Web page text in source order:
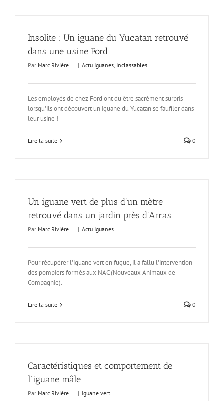
Insolite : Un iguane du Yucatan retrouvé
dans une usine Ford
Par Marc Rivière | | Actu Iguanes, Inclassables
Les employés de chez Ford ont du être sacrément surpris
lorsqu'ils ont découvert un iguane du Yucatan se faufiler dans
leur usine !
Lire la suite 0
Un iguane vert de plus d’un mètre
retrouvé dans un jardin près d’Arras
Par Marc Rivière | | Actu Iguanes
Pour récupérer l'iguane vert en fugue, il a fallu l'intervention
des pompiers formés aux NAC (Nouveaux Animaux de
Compagnie).
Lire la suite 0
Caractéristiques et comportement de
l’iguane mâle
Par Marc Rivière | | Iguane vert